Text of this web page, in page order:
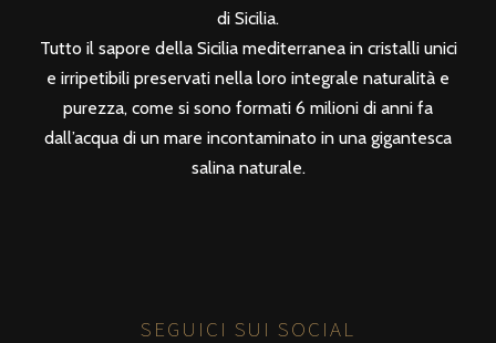
di Sicilia.
Tutto il sapore della Sicilia mediterranea in cristalli unici
e irripetibili preservati nella loro integrale naturalità e
purezza, come si sono formati 6 milioni di anni fa
dall’acqua di un mare incontaminato in una gigantesca
salina naturale.
SEGUICI SUI SOCIAL